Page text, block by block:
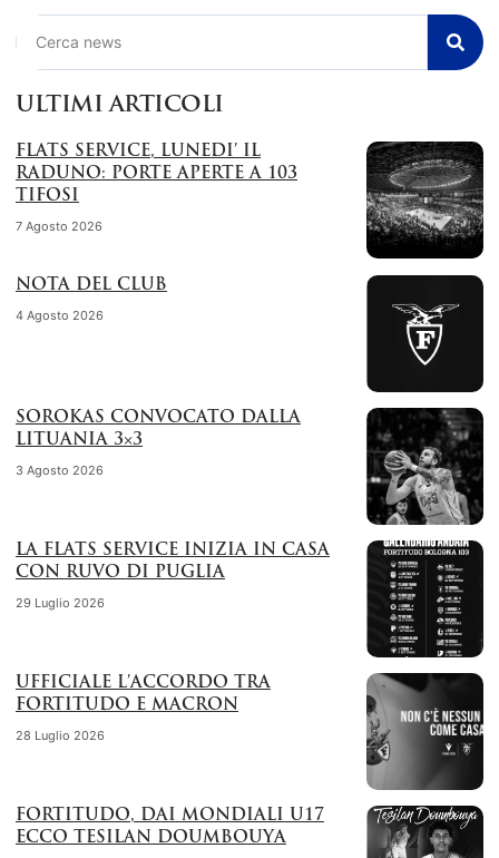
ULTIMI ARTICOLI
FLATS SERVICE, LUNEDI’ IL
RADUNO: PORTE APERTE A 103
TIFOSI
7 Agosto 2026
NOTA DEL CLUB
4 Agosto 2026
SOROKAS CONVOCATO DALLA
LITUANIA 3×3
3 Agosto 2026
LA FLATS SERVICE INIZIA IN CASA
CON RUVO DI PUGLIA
29 Luglio 2026
UFFICIALE L’ACCORDO TRA
FORTITUDO E MACRON
28 Luglio 2026
FORTITUDO, DAI MONDIALI U17
ECCO TESILAN DOUMBOUYA